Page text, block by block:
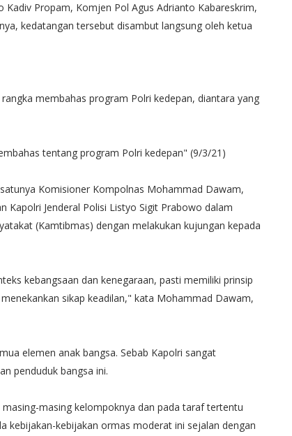
Propam, Komjen Pol Agus Adrianto Kabareskrim,
kedatangan tersebut disambut langsung oleh ketua
membahas program Polri kedepan, diantara yang
tentang program Polri kedepan" (9/3/21)
Komisioner Kompolnas Mohammad Dawam,
Kapolri Jenderal Polisi Listyo Sigit Prabowo dalam
(Kamtibmas) dengan melakukan kujungan kepada
kebangsaan dan kenegaraan, pasti memiliki prinsip
sikap keadilan," kata Mohammad Dawam,
elemen anak bangsa. Sebab Kapolri sangat
penduduk bangsa ini.
masing kelompoknya dan pada taraf tertentu
kebijakan-kebijakan ormas moderat ini sejalan dengan